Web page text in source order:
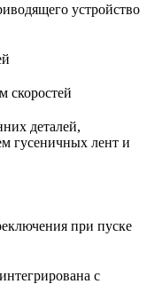
устройство
скоростей
деталей,
гусеничных лент и
при пуске
с